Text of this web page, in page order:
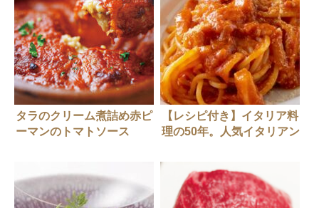
タラのクリーム煮詰め赤ピ
ーマンのトマトソース
【レシピ付き】イタリア料
理の50年。人気イタリアン
へのオマージュ」